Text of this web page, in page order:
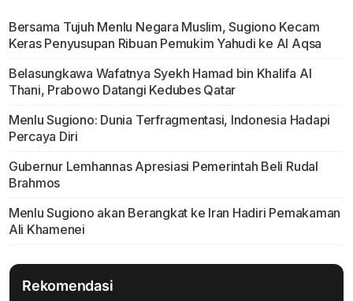
Bersama Tujuh Menlu Negara Muslim, Sugiono Kecam
Keras Penyusupan Ribuan Pemukim Yahudi ke Al Aqsa
Belasungkawa Wafatnya Syekh Hamad bin Khalifa Al
Thani, Prabowo Datangi Kedubes Qatar
Menlu Sugiono: Dunia Terfragmentasi, Indonesia Hadapi
Percaya Diri
Gubernur Lemhannas Apresiasi Pemerintah Beli Rudal
Brahmos
Menlu Sugiono akan Berangkat ke Iran Hadiri Pemakaman
Ali Khamenei
Rekomendasi